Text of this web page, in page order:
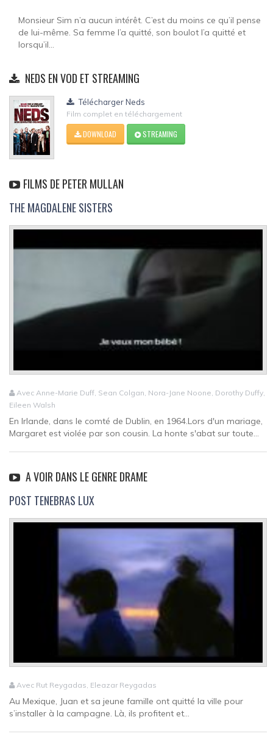
Monsieur Sim n’a aucun intérêt. C’est du moins ce qu’il pense
de lui-même. Sa femme l’a quitté, son boulot l’a quitté et
lorsqu’il...
NEDS EN VOD ET STREAMING
Télécharger Neds
Film complet en téléchargement
DOWNLOAD STREAMING
FILMS DE PETER MULLAN
THE MAGDALENE SISTERS
Avec Anne-Marie Duff, Sean Colgan, Nora-Jane Noone, Dorothy Duffy,
Eileen Walsh
En Irlande, dans le comté de Dublin, en 1964.Lors d'un mariage,
Margaret est violée par son cousin. La honte s'abat sur toute...
A VOIR DANS LE GENRE DRAME
POST TENEBRAS LUX
Avec Rut Reygadas, Eleazar Reygadas
Au Mexique, Juan et sa jeune famille ont quitté la ville pour
s’installer à la campagne. Là, ils profitent et...